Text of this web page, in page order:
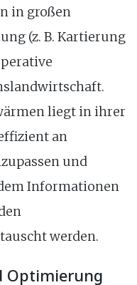
in großen
(z. B. Kartierung
liegt in ihrer
an
und
Informationen
werden.
Optimierung